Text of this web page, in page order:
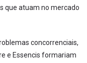
que atuam no mercado
concorrenciais,
e Essencis formariam